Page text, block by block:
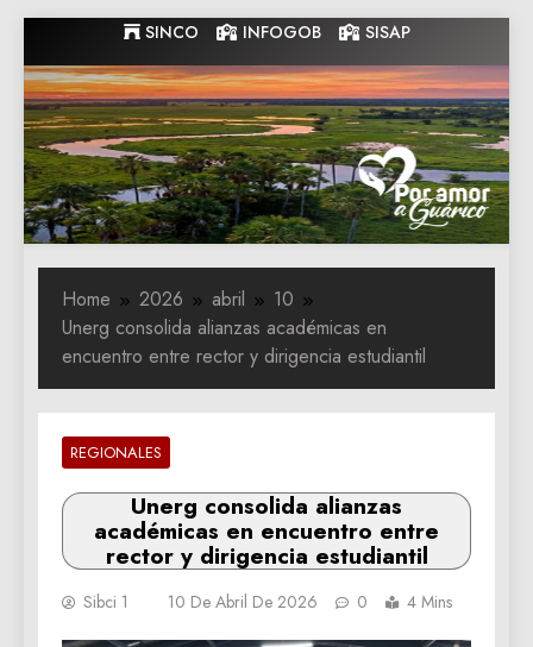
to
content
SINCO INFOGOB SISAP
Gobernacion
de Guarico
Gobernacion de Guarico
Home 2026 abril
10
Unerg consolida alianzas académicas en
encuentro entre rector y dirigencia estudiantil
REGIONALES
Unerg consolida alianzas
académicas en encuentro entre
rector y dirigencia estudiantil
Sibci 1 10 De Abril De 2026 0 4 Mins